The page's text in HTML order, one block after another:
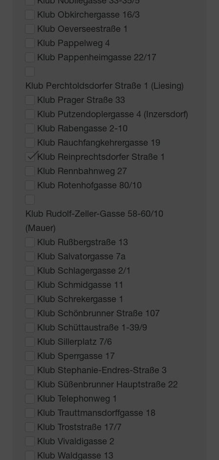
Klub Obkirchergasse 16/3
Klub Oeverseestraße 1
Klub Pappelweg 4
Klub Pappenheimgasse 22/17
Klub Perchtoldsdorfer Straße 1 (Liesing)
Klub Prager Straße 33
Klub Putzendoplergasse 4 (Inzersdorf)
Klub Rabengasse 2-10
Klub Rauchfangkehrergasse 19
Klub Reinprechtsdorfer Straße 1
Klub Rennbahnweg 27
Klub Rotenhofgasse 80/10
Klub Rudolf-Zeller-Gasse 58-60/10
(Mauer)
Klub Rußbergstraße 13
Klub Salvatorgasse 7a
Klub Schlagergasse 2/1
Klub Schmidgasse 11
Klub Schrekergasse 1
Klub Schönbrunner Straße 107
Klub Schüttaustraße 1-39/9
Klub Sillerplatz 7/6
Klub Sperrgasse 17
Klub Stephanie-Endres-Straße 3
Klub Süßenbrunner Hauptstraße 22
Klub Telephonweg 1
Klub Trauttmansdorffgasse 18
Klub Troststraße 17/7
Klub Vivaldigasse 2
Klub Waldgasse 13